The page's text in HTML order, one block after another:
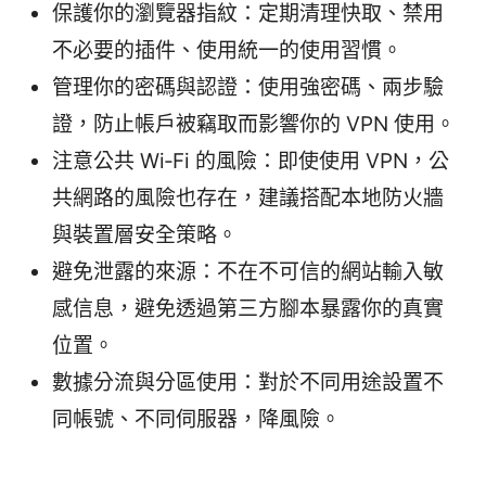
保護你的瀏覽器指紋：定期清理快取、禁用
不必要的插件、使用統一的使用習慣。
管理你的密碼與認證：使用強密碼、兩步驗
證，防止帳戶被竊取而影響你的 VPN 使用。
注意公共 Wi‑Fi 的風險：即使使用 VPN，公
共網路的風險也存在，建議搭配本地防火牆
與裝置層安全策略。
避免泄露的來源：不在不可信的網站輸入敏
感信息，避免透過第三方腳本暴露你的真實
位置。
數據分流與分區使用：對於不同用途設置不
同帳號、不同伺服器，降風險。